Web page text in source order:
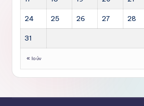
24 25 26 27 28
31
« Ιούν